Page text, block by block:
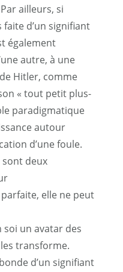
ailleurs, si
d’un signifiant
également
autre, à une
Hitler, comme
« tout petit plus-
paradigmatique
autour
d’une foule.
sont deux
elle ne peut
soi un avatar des
transforme.
d’un signifiant